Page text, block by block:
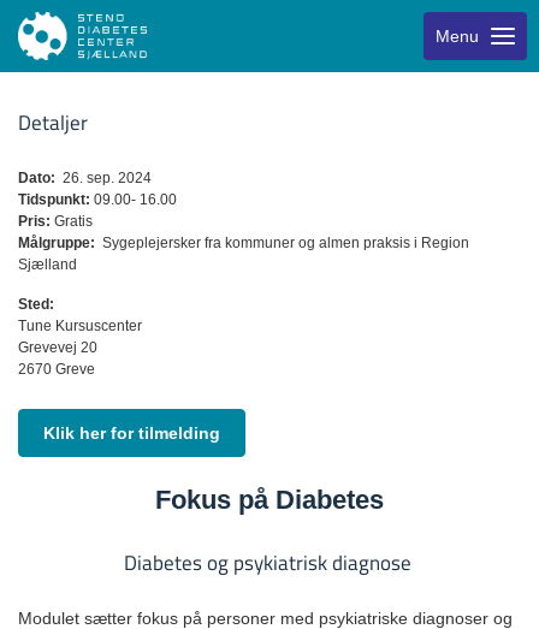
Menu
Detaljer
Dato: 26. sep. 2024
Tidspunkt: 09.00- 16.00
Pris: Gratis
Målgruppe: Sygeplejersker fra kommuner og almen praksis i Region
Sjælland
Sted:
Tune Kursuscenter
Grevevej 20
2670 Greve
Klik her for tilmelding
Fokus på Diabetes
Diabetes og psykiatrisk diagnose
Modulet sætter fokus på personer med psykiatriske diagnoser og